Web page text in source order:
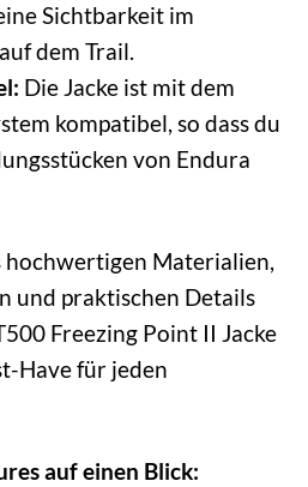
Sichtbarkeit im
dem Trail.
Die Jacke ist mit dem
kompatibel, so dass du
von Endura
hochwertigen Materialien,
und praktischen Details
Freezing Point II Jacke
Have für jeden
auf einen Blick: